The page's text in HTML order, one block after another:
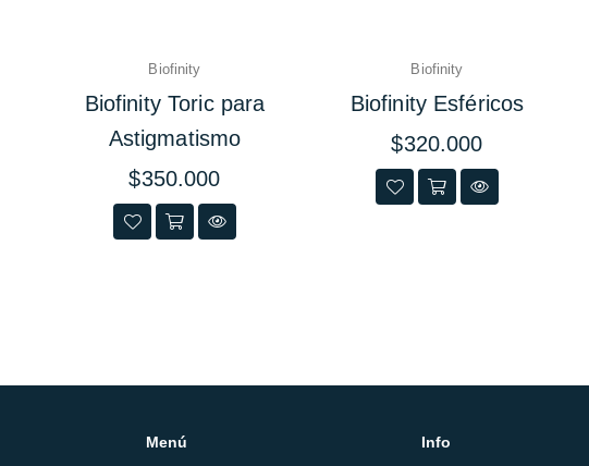
Biofinity
Biofinity Toric para
Astigmatismo
Precio
habitual
$350.000
Biofinity
Biofinity Esféricos
Precio
habitual
$320.000
Menú Info